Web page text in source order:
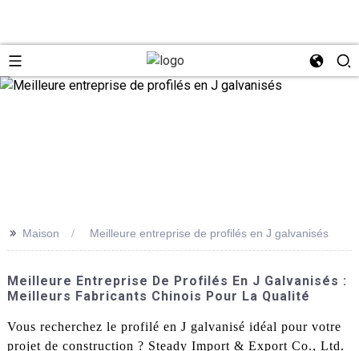
>> Maison Meilleure entreprise de profilés en J galvanisés
Meilleure Entreprise De Profilés En J Galvanisés :
Meilleurs Fabricants Chinois Pour La Qualité
Vous recherchez le profilé en J galvanisé idéal pour votre
projet de construction ? Steady Import & Export Co., Ltd.